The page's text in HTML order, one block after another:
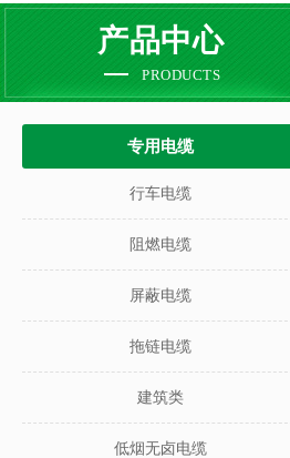
产品中心
PRODUCTS
专用电缆
行车电缆
阻燃电缆
屏蔽电缆
拖链电缆
建筑类
低烟无卤电缆